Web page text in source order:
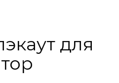
для